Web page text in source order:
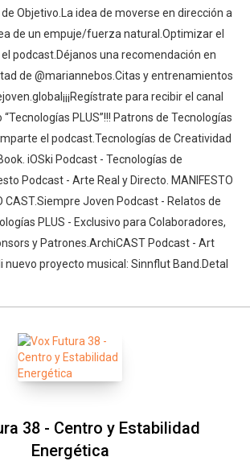
Objetivo.La idea de moverse en dirección a
de un empuje/fuerza natural.Optimizar el
podcast.Déjanos una recomendación en
de @mariannebos.Citas y entrenamientos
para recibir el canal
PLUS”!!! Patrons de Tecnologías
el podcast.Tecnologías de Creatividad
iOSki Podcast - Tecnologías de
Podcast - Arte Real y Directo. MANIFESTO
CAST.Siempre Joven Podcast - Relatos de
PLUS - Exclusivo para Colaboradores,
y Patrones.ArchiCAST Podcast - Art
nuevo proyecto musical: Sinnflut Band.Detal
38 - Centro y Estabilidad
Energética